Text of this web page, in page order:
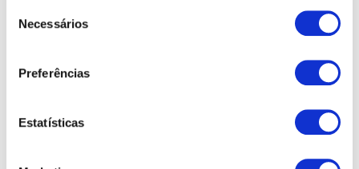
Necessários
Preferências
Estatísticas